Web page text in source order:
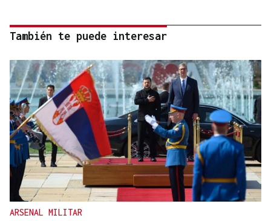
También te puede interesar
ARSENAL MILITAR